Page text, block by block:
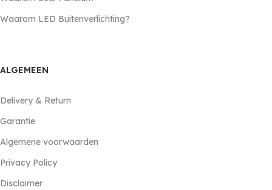
Waarom LED Buitenverlichting?
ALGEMEEN
Delivery & Return
Garantie
Algemene voorwaarden
Privacy Policy
Disclaimer